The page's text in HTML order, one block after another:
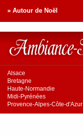
» Autour de Noël
Alsace
Bretagne
Haute-Normandie
Midi-Pyrénées
Provence-Alpes-Côte-d'Azur